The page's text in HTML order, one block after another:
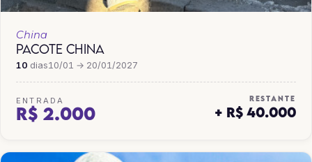
China
PACOTE CHINA
10 dias10/01 → 20/01/2027
ENTRADA
R$ 2.000
RESTANTE
+ R$ 40.000